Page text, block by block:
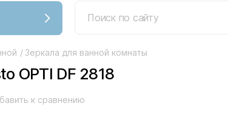
/ Зеркала для ванной комнаты
OPTI DF 2818
к сравнению